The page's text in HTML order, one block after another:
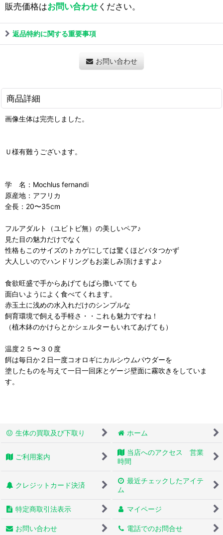
販売価格はお問い合わせください。
返品特約に関する重要事項
お問い合わせ
商品詳細
画像生体は完売しました。
Ｕ様有難うございます。
学 名：Mochlus fernandi
原産地：アフリカ
全長：20〜35cm
フルアダルト（ユビトビ無）の美しいペア♪
見た目の魅力だけでなく
性格もこのサイズのトカゲにしては驚くほどバタつかず
大人しいのでハンドリングもお楽しみ頂けますよ♪
食欲旺盛で手からあげてもばら撒いてても
面白いようによく食べてくれます。
赤玉土に浅めの水入れだけのシンプルな
飼育環境で飼える手軽さ・・これも魅力ですね！
（植木鉢のかけらとかシェルターもいれてあげても）
温度２５〜３０度
餌は毎日か２日一度コオロギにカルシウムパウダーを
塗したものを与えて一日一回床とゲージ壁面に霧吹きをしていま
す。
生体の買取及び下取り ホーム
ご利用案内
当店へのアクセス 営業
時間
クレジットカード決済
最近チェックしたアイテ
ム
特定商取引法表示 マイページ
お問い合わせ 電話でのお問合せ